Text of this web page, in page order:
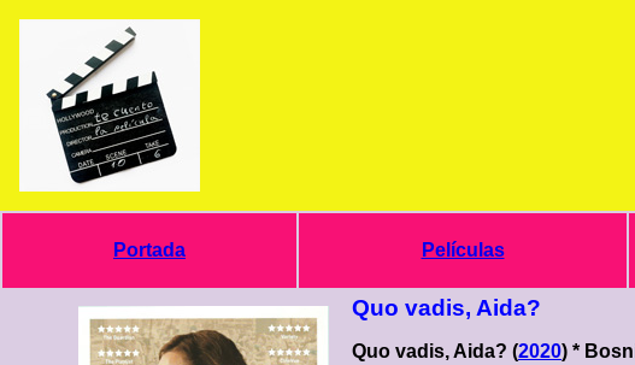
Portada Películas
Quo vadis, Aida?
Quo vadis, Aida? (2020) *